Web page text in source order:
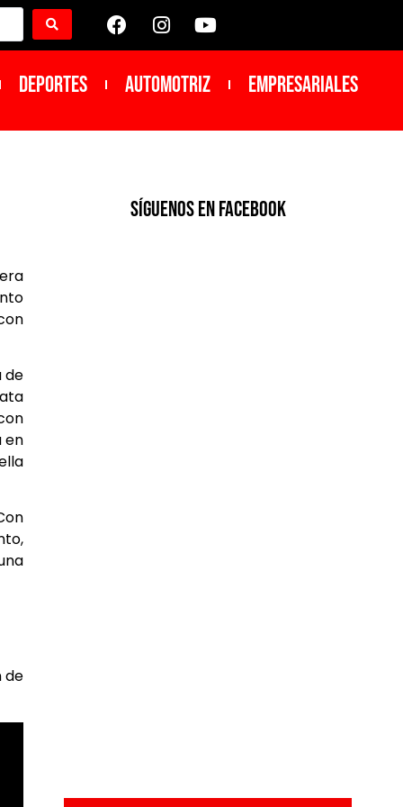
DEPORTES Automotriz Empresariales
de
en
de
SíGUENOS EN FACEBOOK